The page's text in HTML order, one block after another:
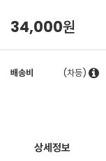
34,000원
배송비 (차등)
상세정보